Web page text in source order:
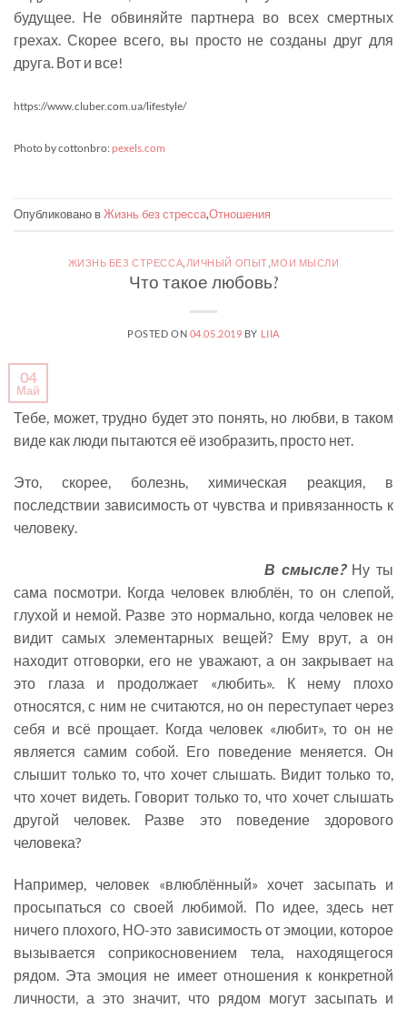
будущее. Не обвиняйте партнера во всех смертных
грехах. Скорее всего, вы просто не созданы друг для
друга. Вот и все!
https://www.cluber.com.ua/lifestyle/
Photo by cottonbro: pexels.com
Опубликовано вЖизнь без стресса,Отношения
ЖИЗНЬ БЕЗ СТРЕССА,ЛИЧНЫЙ ОПЫТ,МОИ МЫСЛИ
Что такое любовь?
POSTED ON 04.05.2019 BY LIIA
04
Май
Тебе, может, трудно будет это понять, но любви, в таком
виде как люди пытаются её изобразить, просто нет.
Это, скорее, болезнь, химическая реакция, в
последствии зависимость от чувства и привязанность к
человеку.
В смысле?Ну ты
сама посмотри. Когда человек влюблён, то он слепой,
глухой и немой. Разве это нормально, когда человек не
видит самых элементарных вещей? Ему врут, а он
находит отговорки, его не уважают, а он закрывает на
это глаза и продолжает «любить». К нему плохо
относятся, с ним не считаются, но он переступает через
себя и всё прощает. Когда человек «любит», то он не
является самим собой. Его поведение меняется. Он
слышит только то, что хочет слышать. Видит только то,
что хочет видеть. Говорит только то, что хочет слышать
другой человек. Разве это поведение здорового
человека?
Например, человек «влюблённый» хочет засыпать и
просыпаться со своей любимой. По идее, здесь нет
ничего плохого, НО-это зависимость от эмоции, которое
вызывается соприкосновением тела, находящегося
рядом. Эта эмоция не имеет отношения к конкретной
личности, а это значит, что рядом могут засыпать и